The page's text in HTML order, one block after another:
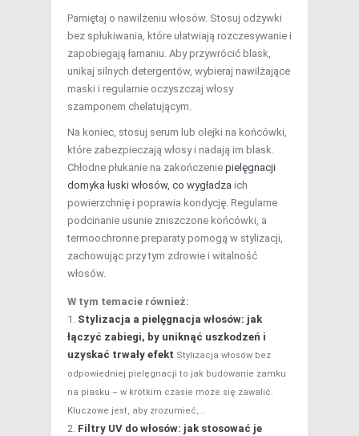
Pamiętaj o nawilżeniu włosów. Stosuj odżywki
bez spłukiwania, które ułatwiają rozczesywanie i
zapobiegają łamaniu. Aby przywrócić blask,
unikaj silnych detergentów, wybieraj nawilżające
maski i regularnie oczyszczaj włosy
szamponem chelatującym.
Na koniec, stosuj serum lub olejki na końcówki,
które zabezpieczają włosy i nadają im blask.
Chłodne płukanie na zakończenie pielęgnacji
domyka łuski włosów, co wygładza ich
powierzchnię i poprawia kondycję. Regularne
podcinanie usunie zniszczone końcówki, a
termoochronne preparaty pomogą w stylizacji,
zachowując przy tym zdrowie i witalność
włosów.
W tym temacie również:
Stylizacja a pielęgnacja włosów: jak
łączyć zabiegi, by uniknąć uszkodzeń i
uzyskać trwały efekt Stylizacja włosów bez
odpowiedniej pielęgnacji to jak budowanie zamku
na piasku – w krótkim czasie może się zawalić.
Kluczowe jest, aby zrozumieć,...
Filtry UV do włosów: jak stosować je